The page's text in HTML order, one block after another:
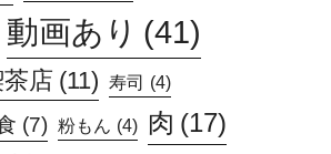
動画あり (41)
店 (11) 寿司 (4)
(7) 粉もん (4) 肉 (17)